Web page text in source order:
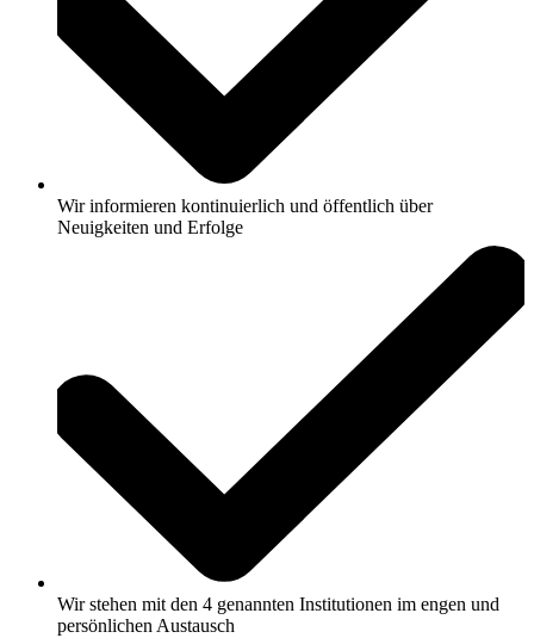
Wirinformieren kontinuierlich und öffentlich über
Neuigkeiten und Erfolge
Wirstehen mit den 4 genannten Institutionen im engen und
persönlichen Austausch